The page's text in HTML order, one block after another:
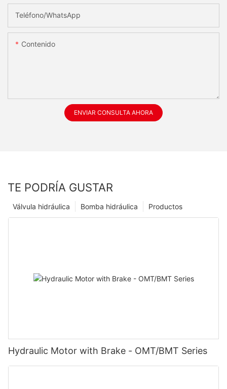
Teléfono/WhatsApp
Contenido
ENVIAR CONSULTA AHORA
TE PODRÍA GUSTAR
Productos
Bomba hidráulica
Válvula hidráulica
Hydraulic Motor with Brake - OMT/BMT Series